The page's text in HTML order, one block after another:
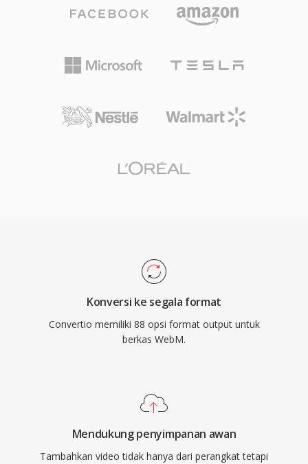
Konversi ke segala format
Convertio memiliki 88 opsi format output untuk
berkas WebM.
Mendukung penyimpanan awan
Tambahkan video tidak hanya dari perangkat tetapi